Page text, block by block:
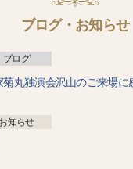
ブログ・お知らせ
ブログ
丸独演会沢山のご来場に
お知らせ